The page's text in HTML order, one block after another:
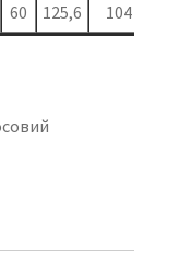
60 125,6 104